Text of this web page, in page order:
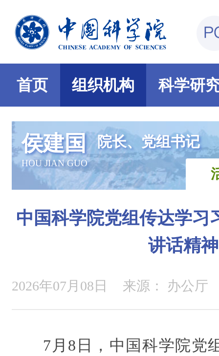
首页 组织机构 科学研
侯建国
HOU JIAN GUO
院长、党组书记
中国科学院党组传达学习
讲话精神
2026年07月08日 来源： 办公厅
7月8日，中国科学院党